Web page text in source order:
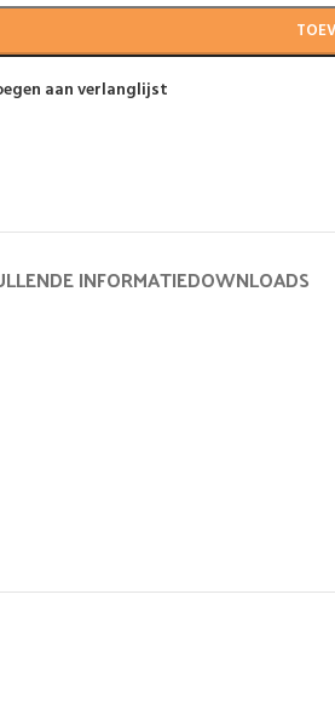
aan verlanglijst
INFORMATIEDOWNLOADS